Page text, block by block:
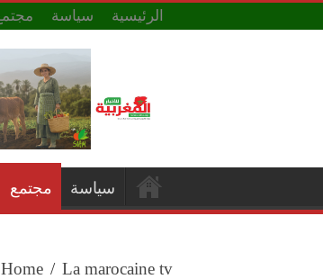
الرئيسية سياسة
سياسة مجتمع
Home / La marocaine tv